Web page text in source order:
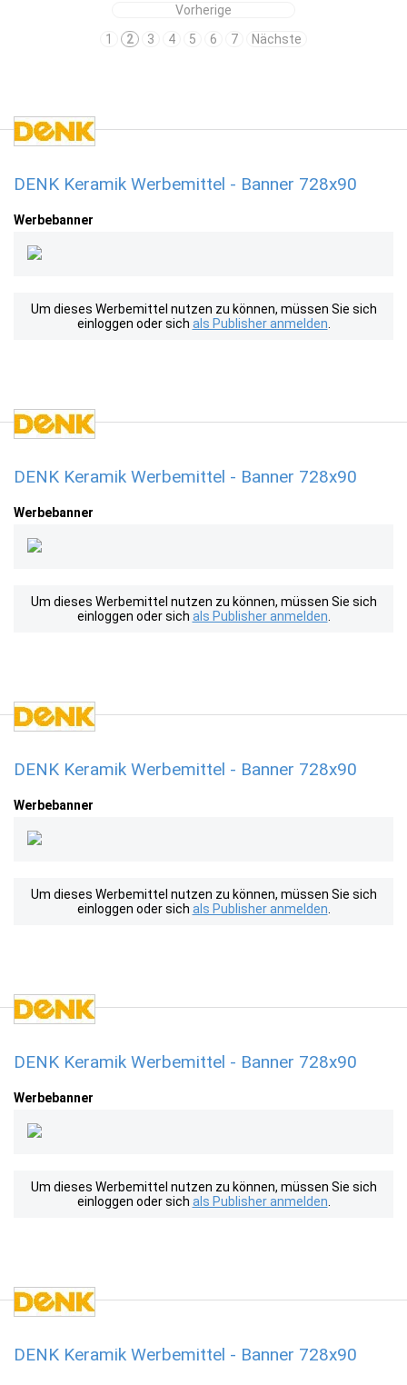
Vorherige
1
2 3 4 5 6 7 Nächste
DENK Keramik Werbemittel - Banner 728x90
Werbebanner
Um dieses Werbemittel nutzen zu können, müssen Sie sich
einloggen oder sich als Publisher anmelden
DENK Keramik Werbemittel - Banner 728x90
Werbebanner
Um dieses Werbemittel nutzen zu können, müssen Sie sich
einloggen oder sich als Publisher anmelden
DENK Keramik Werbemittel - Banner 728x90
Werbebanner
Um dieses Werbemittel nutzen zu können, müssen Sie sich
einloggen oder sich als Publisher anmelden
DENK Keramik Werbemittel - Banner 728x90
Werbebanner
Um dieses Werbemittel nutzen zu können, müssen Sie sich
einloggen oder sich als Publisher anmelden
DENK Keramik Werbemittel - Banner 728x90